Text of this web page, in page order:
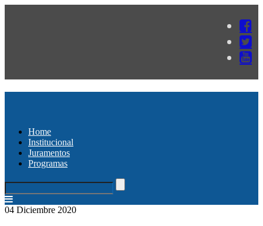
Home
Institucional
Juramentos
Programas
04 Diciembre 2020